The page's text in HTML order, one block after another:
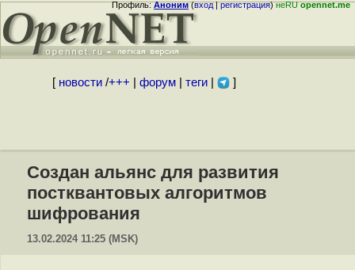
Профиль:Аноним(вход|регистрация)неRUopennet.me
[ новости/+++ форум| теги| ]
Создан альянс для развития
постквантовых алгоритмов
шифрования
13.02.2024 11:25 (MSK)